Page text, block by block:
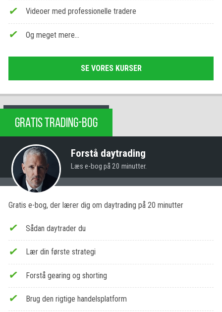
Videoer med professionelle tradere
Og meget mere…
SE VORES KURSER
GRATIS TRADING-BOG
Forstå daytrading
Læs e-bog på 20 minutter.
Gratis e-bog, der lærer dig om daytrading på 20 minutter
Sådan daytrader du
Lær din første strategi
Forstå gearing og shorting
Brug den rigtige handelsplatform